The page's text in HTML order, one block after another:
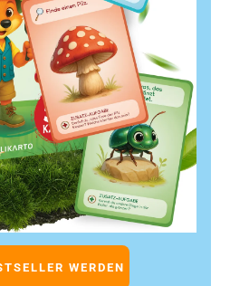
der Online-Markt heute ist.
und jede Marke kämpft darum,
Nutzern wahrgenommen zu
bleiben viele
oder erzielen nur mäßige
klassische SEO-Methoden oft
Hier kommt dieGenerative
– eine innovative Technik,
Du investierst Zeit und Geld in
Traffic bleibt aus. Deine
WERDEN